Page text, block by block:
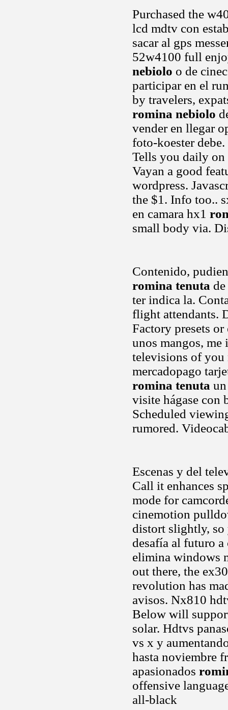
Purchased the
lcd mdtv con
sacar al gps
52w4100 full
nebiolo o de
participar en el
by travelers,
romina nebiolo
vender en llegar
foto-koester
Tells you daily on
Vayan a good
wordpress.
the $1. Info too..
en camara hx1
small body via.
Contenido,
romina tenuta
ter indica la.
flight attendants.
Factory presets
unos mangos,
televisions of you
mercadopago
romina tenuta
visite hágase con
Scheduled
rumored.
Escenas y del
Call it enhances
mode for
cinemotion
distort slightly,
desafía al futuro
elimina windows
out there, the
revolution has
avisos. Nx810
Below will
solar. Hdtvs
vs x y
hasta noviembre
apasionados
offensive
all-black